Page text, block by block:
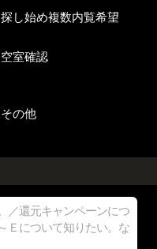
探し始め複数内覧希望
空室確認
その他